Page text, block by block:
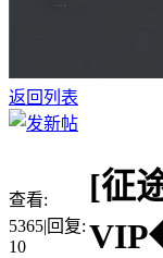
返回列表
查看:
5365|回复:
10
[征